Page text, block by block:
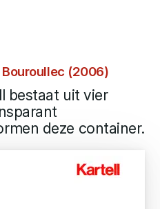
Bouroullec (2006)
bestaat uit vier
deze container.